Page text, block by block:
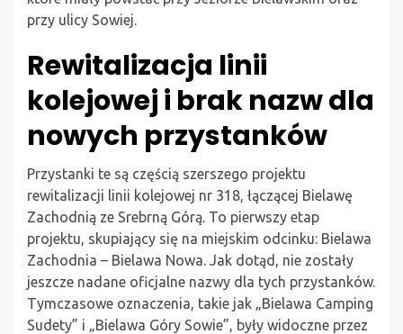
przy ulicy Sowiej.
Rewitalizacja linii
kolejowej i brak nazw dla
nowych przystanków
Przystanki te są częścią szerszego projektu
rewitalizacji linii kolejowej nr 318, łączącej Bielawę
Zachodnią ze Srebrną Górą. To pierwszy etap
projektu, skupiający się na miejskim odcinku: Bielawa
Zachodnia – Bielawa Nowa. Jak dotąd, nie zostały
jeszcze nadane oficjalne nazwy dla tych przystanków.
Tymczasowe oznaczenia, takie jak „Bielawa Camping
Sudety” i „Bielawa Góry Sowie”, były widoczne przez